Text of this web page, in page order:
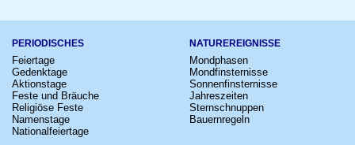
PERIODISCHES
Feiertage
Gedenktage
Aktionstage
Feste und Bräuche
Religiöse Feste
Namenstage
Nationalfeiertage
NATUREREIGNISSE
Mondphasen
Mondfinsternisse
Sonnenfinsternisse
Jahreszeiten
Sternschnuppen
Bauernregeln